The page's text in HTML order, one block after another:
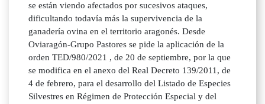
se están viendo afectados por sucesivos ataques,
dificultando todavía más la supervivencia de la
ganadería ovina en el territorio aragonés. Desde
Oviaragón-Grupo Pastores se pide la aplicación de la
orden TED/980/2021 , de 20 de septiembre, por la que
se modifica en el anexo del Real Decreto 139/2011, de
4 de febrero, para el desarrollo del Listado de Especies
Silvestres en Régimen de Protección Especial y del